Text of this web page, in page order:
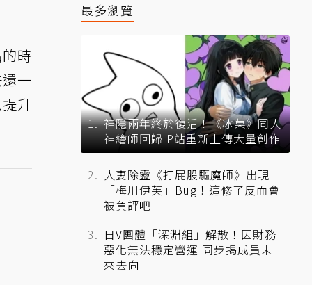
時
一
升
最多瀏覽
神隱兩年終於復活！《冰菓》同人
神繪師回歸 P站重新上傳大量創作
人妻除靈《打屁股驅魔師》出現
「梅川伊芙」Bug！這修了反而會
被負評吧
日V團體「深淵組」解散！因財務
惡化無法穩定營運 同步揭成員未
來去向